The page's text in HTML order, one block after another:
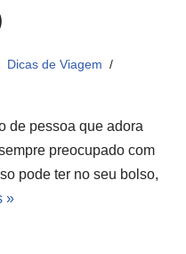
Dicas de Viagem
de pessoa que adora
preocupado com
pode ter no seu bolso,
»